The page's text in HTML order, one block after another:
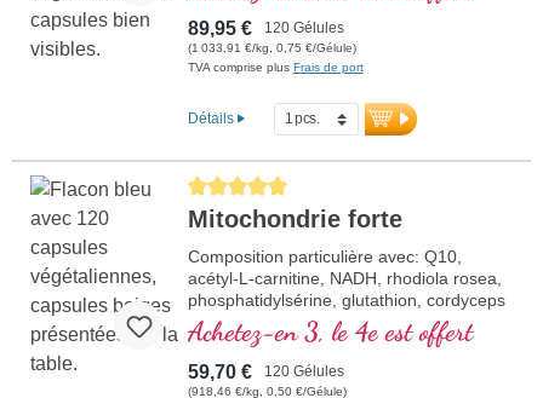
testostérone dans le sang.
89,95 € 120 Gélules
(1 033,91 €/kg, 0,75 €/Gélule)
TVA comprise plus Frais de port
Détails
Average rating of 5 out of 5 stars
Mitochondrie forte
Composition particulière avec: Q10,
acétyl-L-carnitine, NADH, rhodiola rosea,
phosphatidylsérine, glutathion, cordyceps
et cuivre, qui contribue à normaliser le
métabolisme pour un gain d'énergie (sous
la forme d'ATP dans la chaine de
respiration cellula
Achetez-en 3, le 4e est offert
59,70 € 120 Gélules
(918,46 €/kg, 0,50 €/Gélule)